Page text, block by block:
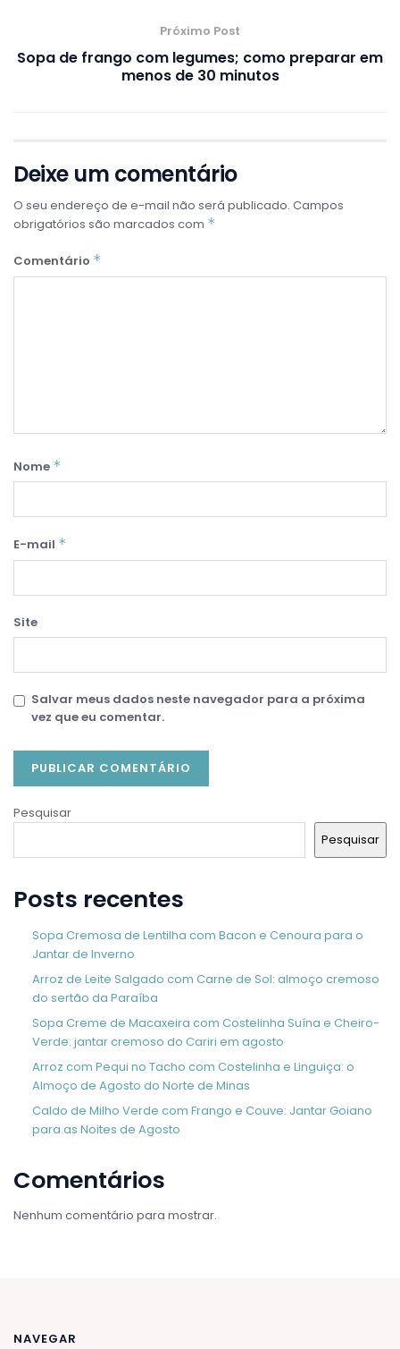
Próximo Post
Sopa de frango com legumes; como preparar em
menos de 30 minutos
Deixe um comentário
O seu endereço de e-mail não será publicado. Campos
obrigatórios são marcados com *
Comentário *
Nome *
E-mail *
Site
Salvar meus dados neste navegador para a próxima
vez que eu comentar.
Pesquisar
Pesquisar
Posts recentes
Sopa Cremosa de Lentilha com Bacon e Cenoura para o
Jantar de Inverno
Arroz de Leite Salgado com Carne de Sol: almoço cremoso
do sertão da Paraíba
Sopa Creme de Macaxeira com Costelinha Suína e Cheiro-
Verde: jantar cremoso do Cariri em agosto
Arroz com Pequi no Tacho com Costelinha e Linguiça: o
Almoço de Agosto do Norte de Minas
Caldo de Milho Verde com Frango e Couve: Jantar Goiano
para as Noites de Agosto
Comentários
Nenhum comentário para mostrar.
NAVEGAR